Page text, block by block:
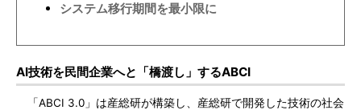
システム移行期間を最小限に
AI技術を民間企業へと「橋渡し」するABCI
「ABCI 3.0」は産総研が構築し、産総研で開発した技術の社会